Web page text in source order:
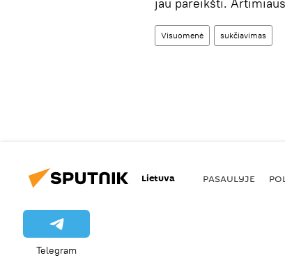
Visuomenė sukčiavimas
Lietuva PASAULYJE
Telegram